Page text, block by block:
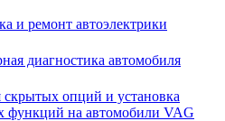
и ремонт автоэлектрики
диагностика автомобиля
опций и установка
функций на автомобили VAG